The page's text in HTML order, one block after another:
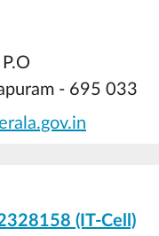
- 695 033
(IT-Cell)